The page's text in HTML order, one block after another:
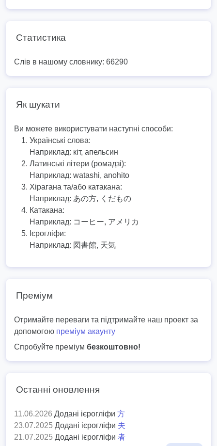
Статистика
Слів в нашому словнику: 66290
Як шукати
Ви можете використувати наступні способи:
Українські слова:
Наприклад: кіт, апельсин
Латинські літери (ромадзі):
Наприклад: watashi, anohito
Хірагана та/або катакана:
Наприклад: あの方, くだもの
Катакана:
Наприклад: コーヒー, アメリカ
Ієрогліфи:
Наприклад: 図書館, 天気
Преміум
Отримайте переваги та підтримайте наш проект за
допомогою преміум акаунту
Спробуйте преміум безкоштовно!
Останні оновлення
11.06.2026 Додані ієрогліфи 方
23.07.2025 Додані ієрогліфи 夫
21.07.2025 Додані ієрогліфи 者